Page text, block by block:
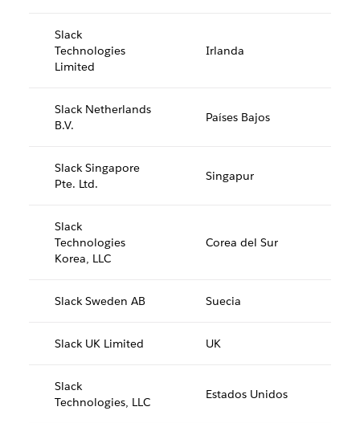
Slack
Technologies
Limited
Irlanda
Slack Netherlands
B.V.
Países Bajos
Slack Singapore
Pte. Ltd.
Singapur
Slack
Technologies
Korea, LLC
Corea del Sur
Slack Sweden AB Suecia
Slack UK Limited UK
Slack
Technologies, LLC
Estados Unidos